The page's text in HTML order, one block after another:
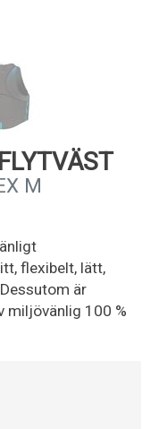
M
flexibelt, lätt,
är
miljövänlig 100 %